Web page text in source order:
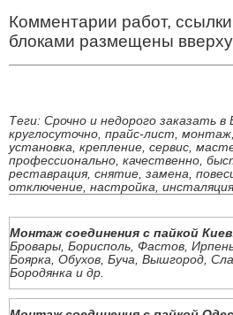
Комментарии работ,
блоками размещены
Теги: Срочно и недорого заказать в
круглосуточно, прайс-лист,
установка, крепление, сервис,
профессионально, качественно,
реставрация, снятие, замена,
отключение, настройка,
Монтаж соединения с пайкой Киев
Бровары, Борисполь, Фастов,
Боярка, Обухов, Буча, Вышгород,
Бородянка и др.